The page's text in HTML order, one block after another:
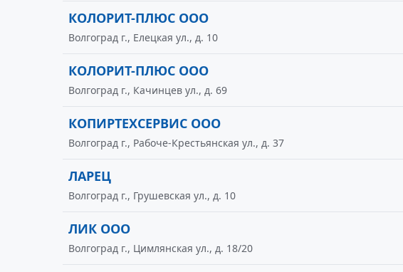
КОЛОРИТ-ПЛЮС ООО
Волгоград г., Елецкая ул., д. 10
КОЛОРИТ-ПЛЮС ООО
Волгоград г., Качинцев ул., д. 69
КОПИРТЕХСЕРВИС ООО
Волгоград г., Рабоче-Крестьянская ул., д. 37
ЛАРЕЦ
Волгоград г., Грушевская ул., д. 10
ЛИК ООО
Волгоград г., Цимлянская ул., д. 18/20